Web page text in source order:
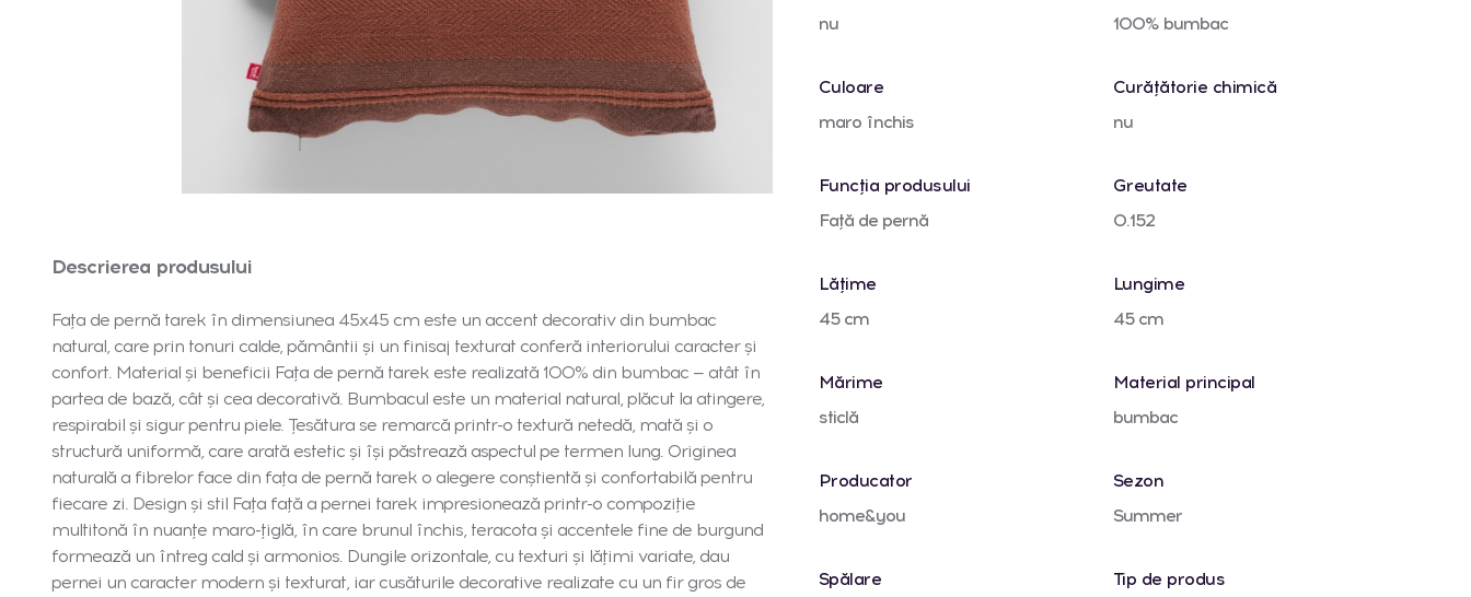
Descrierea produsului
Fața de pernă tarek în dimensiunea 45x45 cm este un accent decorativ din bumbac
natural, care prin tonuri calde, pământii și un finisaj texturat conferă interiorului caracter și
confort. Material și beneficii Fața de pernă tarek este realizată 100% din bumbac — atât în
partea de bază, cât și cea decorativă. Bumbacul este un material natural, plăcut la atingere,
respirabil și sigur pentru piele. Țesătura se remarcă printr-o textură netedă, mată și o
structură uniformă, care arată estetic și își păstrează aspectul pe termen lung. Originea
naturală a fibrelor face din fața de pernă tarek o alegere conștientă și confortabilă pentru
fiecare zi. Design și stil Fața față a pernei tarek impresionează printr-o compoziție
multitonă în nuanțe maro-țiglă, în care brunul închis, teracota și accentele fine de burgund
formează un întreg cald și armonios. Dungile orizontale, cu texturi și lățimi variate, dau
pernei un caracter modern și texturat, iar cusăturile decorative realizate cu un fir gros de
nu
100% bumbac
Culoare
maro închis
Curățătorie chimică
nu
Funcția produsului
Față de pernă
Greutate
0.152
Lățime
45 cm
Lungime
45 cm
Mărime
sticlă
Material principal
bumbac
Producator
home&you
Sezon
Summer
Spălare
Tip de produs